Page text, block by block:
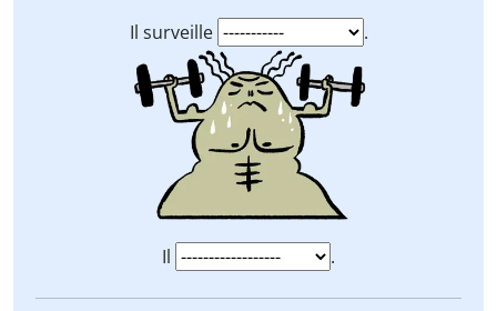
Il surveille .
Il .